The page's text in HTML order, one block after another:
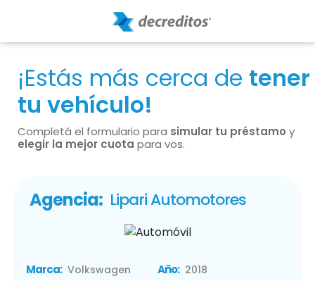
¡Estás más cerca de tener
tu vehículo!
Completá el formulario para simular tu préstamo y
elegir la mejor cuota para vos.
Agencia: Lipari Automotores
Marca: Volkswagen Año: 2018